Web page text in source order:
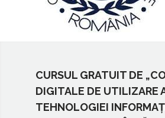
CURSUL GRATUIT DE
DIGITALE DE UTILIZARE
TEHNOLOGIEI